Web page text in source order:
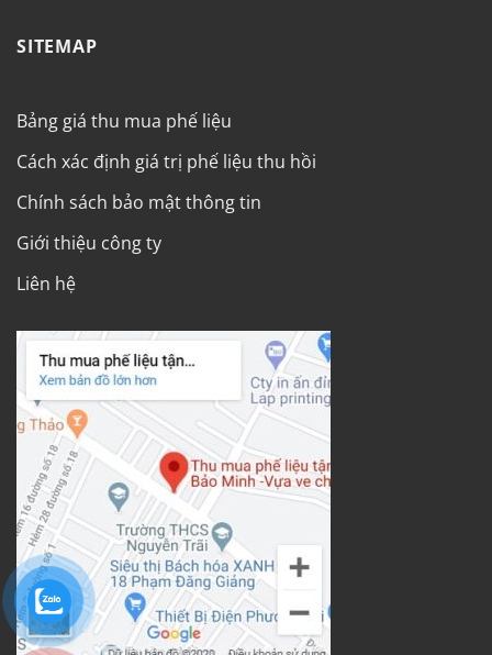
SITEMAP
Bảng giá thu mua phế liệu
Cách xác định giá trị phế liệu thu hồi
Chính sách bảo mật thông tin
Giới thiệu công ty
Liên hệ